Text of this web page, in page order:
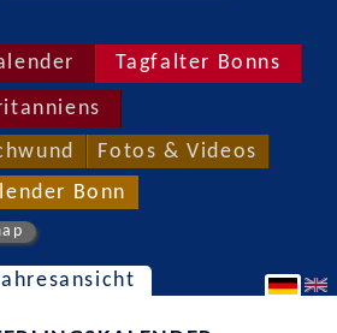
Tagfalter Bonns
Fotos & Videos
Bonn